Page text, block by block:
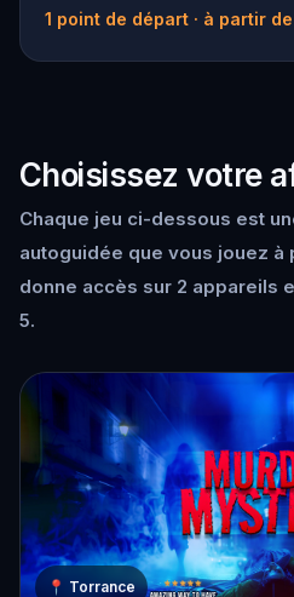
1 point de départ · à partir
Choisissez votre
Chaque jeu ci-dessous est
autoguidée que vous jouez à
donne accès sur 2 appareils
5.
📍 Torrance